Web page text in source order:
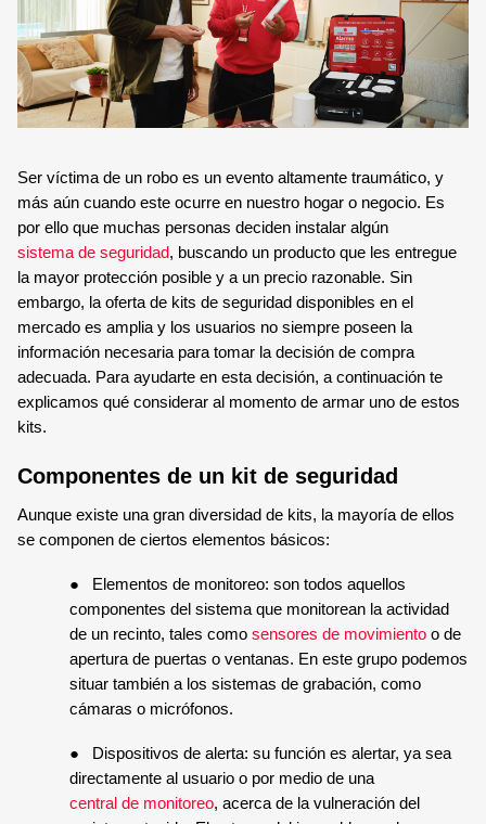
ALARMA ANTI OKUPA
LECTOR DE LLAVES
MANDO A DISTANCIA
SENSORES Y DETECTORES
SENSORES DE
MOVIMIENTO
SENSOR PERIMETRAL
DETECTOR DE HUMO
SENSOR MAGNÉTICO
CENTRAL DE ALARMAS
GARANTÍA VERISURE
Ser víctima de un robo es un evento altamente traumático, y
más aún cuando este ocurre en nuestro hogar o negocio. Es
por ello que muchas personas deciden instalar algún
sistema de seguridad, buscando un producto que les entregue
la mayor protección posible y a un precio razonable. Sin
embargo, la oferta de kits de seguridad disponibles en el
mercado es amplia y los usuarios no siempre poseen la
información necesaria para tomar la decisión de compra
adecuada. Para ayudarte en esta decisión, a continuación te
explicamos qué considerar al momento de armar uno de estos
kits.
Componentes de un kit de seguridad
Aunque existe una gran diversidad de kits, la mayoría de ellos
se componen de ciertos elementos básicos:
●
Elementos de monitoreo: son todos aquellos
componentes del sistema que monitorean la actividad
de un recinto, tales como sensores de movimiento o de
apertura de puertas o ventanas. En este grupo podemos
situar también a los sistemas de grabación, como
cámaras o micrófonos.
●
Dispositivos de alerta: su función es alertar, ya sea
directamente al usuario o por medio de una
central de monitoreo, acerca de la vulneración del